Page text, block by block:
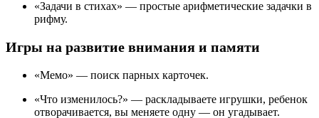
«Задачи в стихах» — простые арифметические задачки в
рифму.
Игры на развитие внимания и памяти
«Мемо» — поиск парных карточек.
«Что изменилось?» — раскладываете игрушки, ребенок
отворачивается, вы меняете одну — он угадывает.